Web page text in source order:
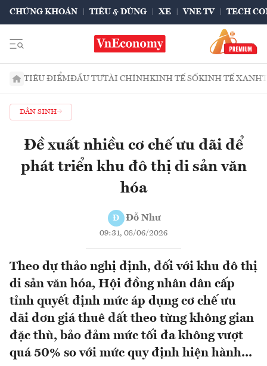
CHỨNG KHOÁN TIÊU & DÙNG XE VNE TV TECH
TIÊU ĐIỂMĐẦU TƯTÀI CHÍNHKINH TẾ SỐKINH TẾ XANH
DÂN SINH
Đề xuất nhiều cơ chế ưu đãi để
phát triển khu đô thị di sản văn
hóa
Đ Đỗ Như
09:31, 08/06/2026
Theo dự thảo nghị định, đối với khu đô thị
di sản văn hóa, Hội đồng nhân dân cấp
tỉnh quyết định mức áp dụng cơ chế ưu
đãi đơn giá thuê đất theo từng không gian
đặc thù, bảo đảm mức tối đa không vượt
quá 50% so với mức quy định hiện hành...